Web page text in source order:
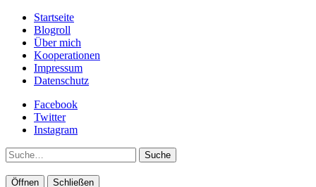
Startseite
Blogroll
Über mich
Kooperationen
Impressum
Datenschutz
Facebook
Twitter
Instagram
Suche
Öffnen Schließen